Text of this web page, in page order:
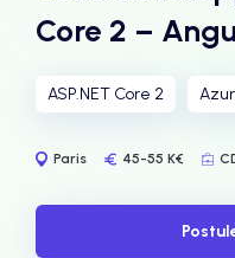
Core 2 –
ASP.NET Core 2
Paris 45-55 K€